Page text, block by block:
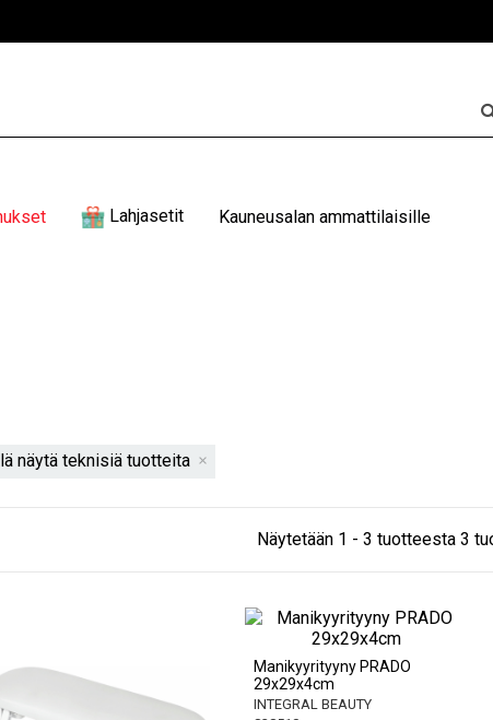
Lahjasetit Kauneusalan ammattilaisille
näytä teknisiä tuotteita
Näytetään 1 - 3 tuotteesta 3
Manikyyrityyny PRADO
29x29x4cm
INTEGRAL BEAUTY